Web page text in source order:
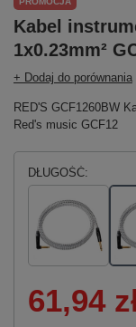
Kabel
1x0.23mm²
+ Dodaj do porównania
RED'S GCF1260BW
Red's music GCF12
DŁUGOŚĆ
61,94